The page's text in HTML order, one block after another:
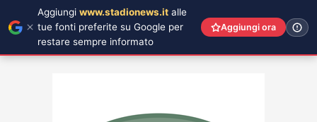
Aggiungi www.stadionews.it alle
tue fonti preferite su Google per
restare sempre informato
Aggiungi ora